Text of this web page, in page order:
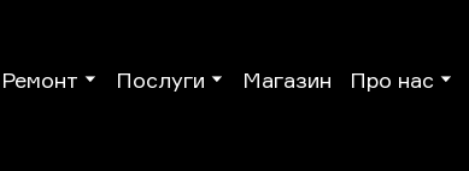
Ремонт Послуги Магазин Про нас